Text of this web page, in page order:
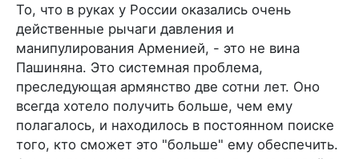
То, что в руках у России оказались очень
действенные рычаги давления и
манипулирования Арменией, - это не вина
Пашиняна. Это системная проблема,
преследующая армянство две сотни лет. Оно
всегда хотело получить больше, чем ему
полагалось, и находилось в постоянном поиске
того, кто сможет это "больше" ему обеспечить.